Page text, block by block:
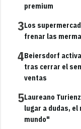
premium
3Los
frenar las
4Beiersdorf
tras cerrar el
ventas
5Laureano
lugar a dudas,
mundo"